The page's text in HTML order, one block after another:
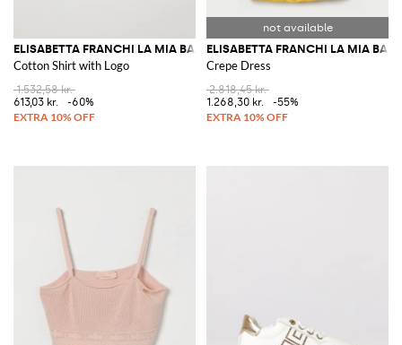
ELISABETTA FRANCHI LA MIA BAMBINA
Cotton Shirt with Logo
1.532,58 kr.
613,03 kr.
-60%
ELISABETTA FRANCHI LA MIA
Crepe Dress
2.818,45 kr.
1.268,30 kr.
-55%